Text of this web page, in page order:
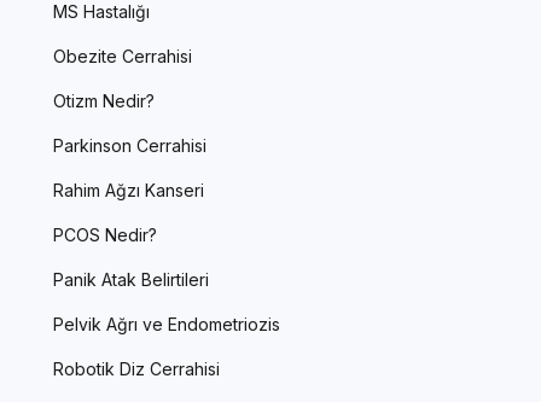
MS Hastalığı
Obezite Cerrahisi
Otizm Nedir?
Parkinson Cerrahisi
Rahim Ağzı Kanseri
PCOS Nedir?
Panik Atak Belirtileri
Pelvik Ağrı ve Endometriozis
Robotik Diz Cerrahisi